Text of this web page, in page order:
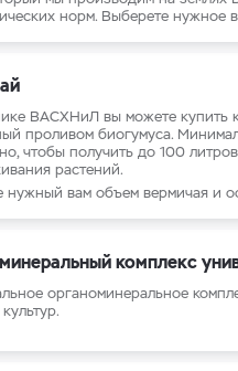
удобрения BioBizz
норм. Выберете нужное
ВАСХНиЛ вы можете купить
проливом биогумуса.
чтобы получить до 100
растений.
нужный вам объем вермичая и
комплекс
органоминеральное